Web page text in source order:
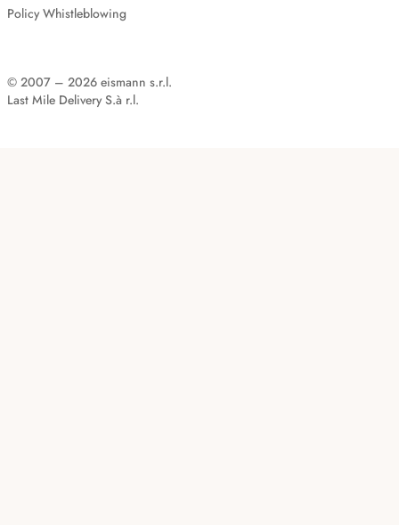
Policy Whistleblowing
© 2007 – 2026 eismann s.r.l.
Last Mile Delivery S.à r.l.